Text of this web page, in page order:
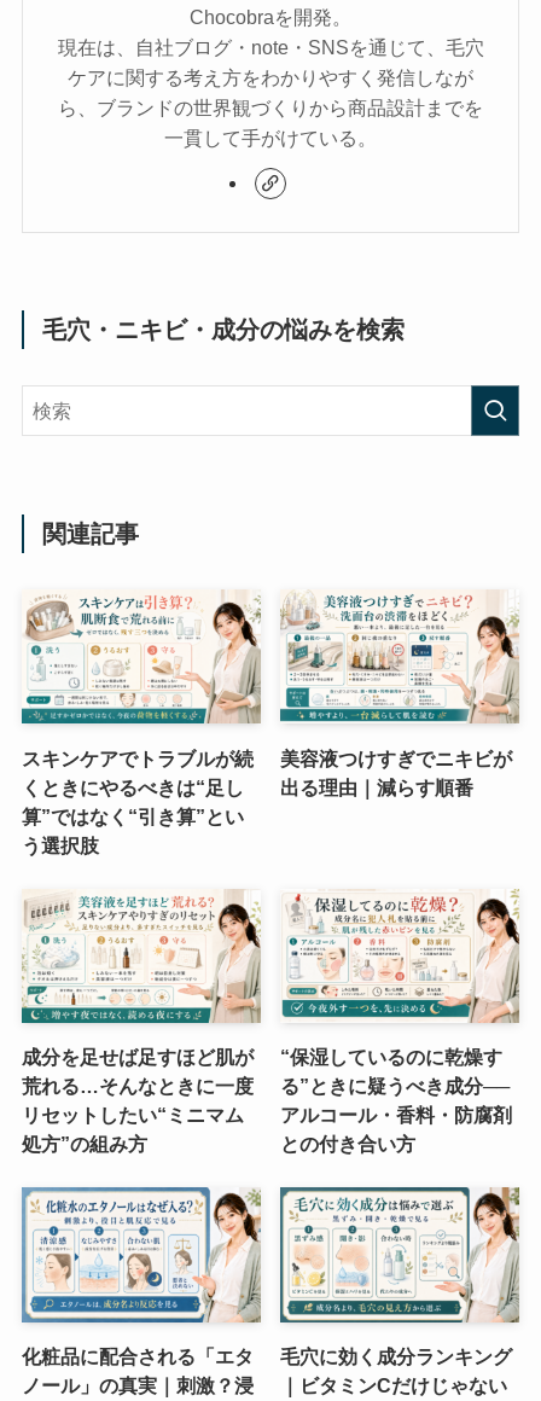
Chocobraを開発。
現在は、自社ブログ・note・SNSを通じて、毛穴
ケアに関する考え方をわかりやすく発信しなが
ら、ブランドの世界観づくりから商品設計までを
一貫して手がけている。
毛穴・ニキビ・成分の悩みを検索
関連記事
スキンケアでトラブルが続
くときにやるべきは“足し
算”ではなく“引き算”とい
う選択肢
美容液つけすぎでニキビが
出る理由｜減らす順番
成分を足せば足すほど肌が
荒れる…そんなときに一度
リセットしたい“ミニマム
処方”の組み方
“保湿しているのに乾燥す
る”ときに疑うべき成分──
アルコール・香料・防腐剤
との付き合い方
化粧品に配合される「エタ
ノール」の真実｜刺激？浸
毛穴に効く成分ランキング
｜ビタミンCだけじゃない